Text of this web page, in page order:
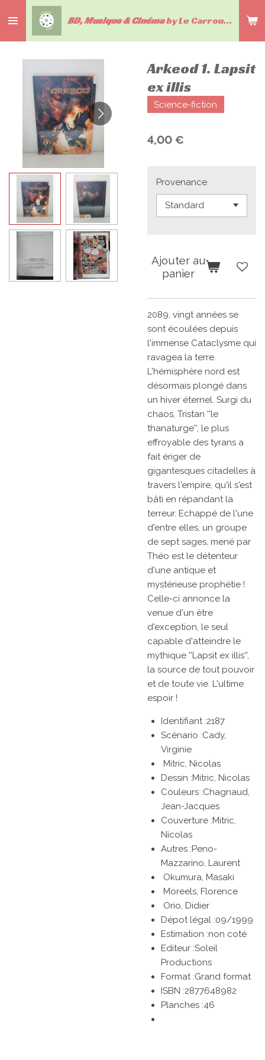
au
contenu
BD, Musique & Cinémaby Le Carrousel du livre
Arkeod 1. Lapsit
ex illis
Science-fiction
4,00 €
Provenance
Ajouter au
panier
2089, vingt années se
sont écoulées depuis
l'immense Cataclysme qui
ravagea la terre.
L'hémisphère nord est
désormais plongé dans
un hiver éternel. Surgi du
chaos, Tristan ''le
thanaturge'', le plus
effroyable des tyrans a
fait ériger de
gigantesques citadelles à
travers l'empire, qu'il s'est
bâti en répandant la
terreur. Echappé de l'une
d'entre elles, un groupe
de sept sages, mené par
Théo est le détenteur
d'une antique et
mystérieuse prophétie !
Celle-ci annonce la
venue d'un être
d'exception, le seul
capable d'atteindre le
mythique ''Lapsit ex illis'',
la source de tout pouvoir
et de toute vie. L'ultime
espoir !
Identifiant :2187
Scénario :Cady,
Virginie
Mitric, Nicolas
Dessin :Mitric, Nicolas
Couleurs :Chagnaud,
Jean-Jacques
Couverture :Mitric,
Nicolas
Autres :Peno-
Mazzarino, Laurent
Okumura, Masaki
Moreels, Florence
Orio, Didier
Dépot légal :09/1999
Estimation :non coté
Editeur :Soleil
Productions
Format :Grand format
ISBN :2877648982
Planches :46